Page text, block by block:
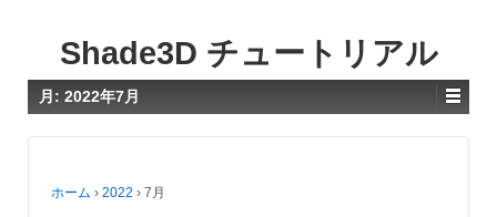
Shade3D チュートリアル
月: 2022年7月
ホーム › 2022 › 7月